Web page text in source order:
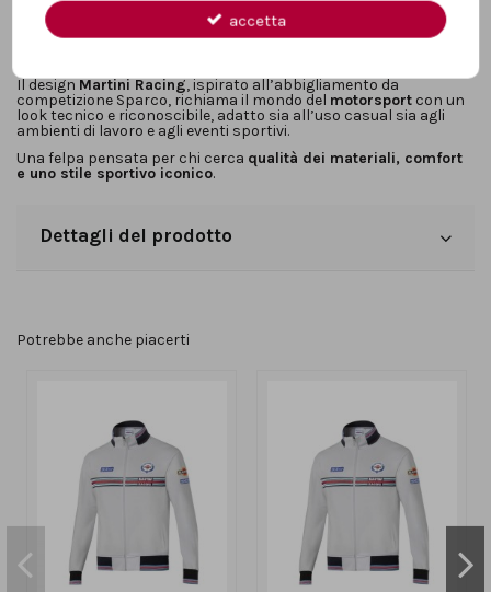
regolazione ottimale della temperatura
pratica sia come strato esterno sia sotto una giacca. Il tessuto
di alta grammatura assicuradurata nel tempo e stabilità della
Il designMartini Racing, ispirato all’abbigliamento da
competizione Sparco, richiama il mondo del motorsport con un
look tecnico e riconoscibile, adatto sia all’uso casual sia agli
ambienti di lavoro e agli eventi sportivi.
Una felpa pensata per chi cerca qualità dei materiali, comfort
e uno stile sportivo iconico.
Dettagli del prodotto
Potrebbe anche piacerti
accetta